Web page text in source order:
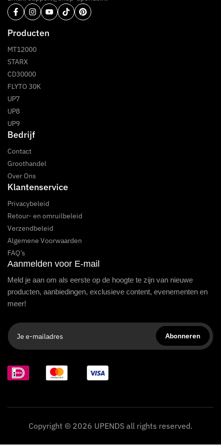
Producten
MT12000
STARX
CD30000
FLYTO 30K
UP7
UP8
UP9
Bedrijf
Contact
Groothandel
Over Ons
Klantenservice
Privacybeleid
Retour- en omruilbeleid
Verzendbeleid
Algemene Voorwaarden
FAQ’s
Aanmelden voor E-mail
Meld je aan om als eerste op de hoogte te zijn van nieuwe
producten, aanbiedingen, exclusieve content, evenementen en
meer!
Copyright © 2026 UPENDS all rights reserved.